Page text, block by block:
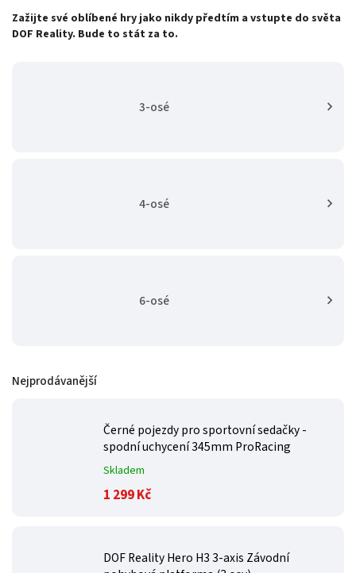
Zažijte své oblíbené hry jako nikdy předtím a vstupte do světa
DOF Reality. Bude to stát za to.
3-osé
4-osé
6-osé
Nejprodávanější
Černé pojezdy pro sportovní sedačky -
spodní uchycení 345mm ProRacing
Skladem
1 299 Kč
DOF Reality Hero H3 3-axis Závodní